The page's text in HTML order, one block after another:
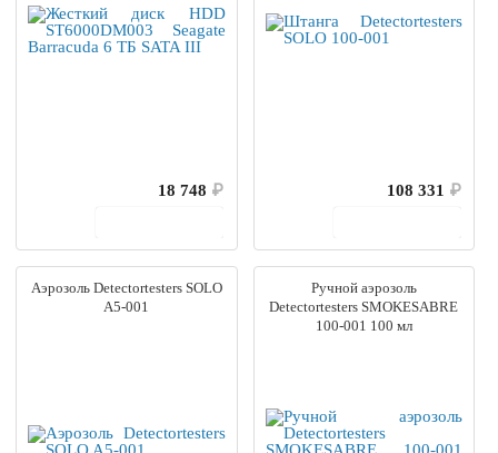
18 748 ₽
108 331 ₽
Аэрозоль Detectortesters SOLO
A5-001
Ручной аэрозоль
Detectortesters SMOKESABRE
100-001 100 мл